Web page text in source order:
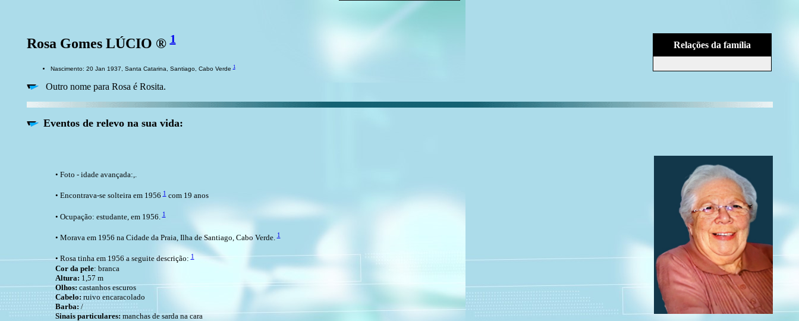
Relações da família
Rosa Gomes LÚCIO ®1
Nascimento: 20 Jan 1937, Santa Catarina, Santiago, Cabo Verde1
Outro nome para Rosa é Rosita.
Eventos de relevo na sua vida:
• Foto - idade avançada:,.
• Encontrava-se solteira em 19561com 19 anos
• Ocupação: estudante, em 1956.1
• Morava em 1956 na Cidade da Praia, Ilha de Santiago, Cabo Verde.1
• Rosa tinha em 1956 a seguite descrição:1
Cor da pele: branca
Altura: 1,57 m
Olhos:castanhos escuros
Cabelo: ruivo encaracolado
Barba: /
Sinais particulares: manchas de sarda na cara